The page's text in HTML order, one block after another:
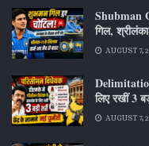
Shubman
गिल,
AUGUST 7,
लिए रखीं 3
AUGUST 7,